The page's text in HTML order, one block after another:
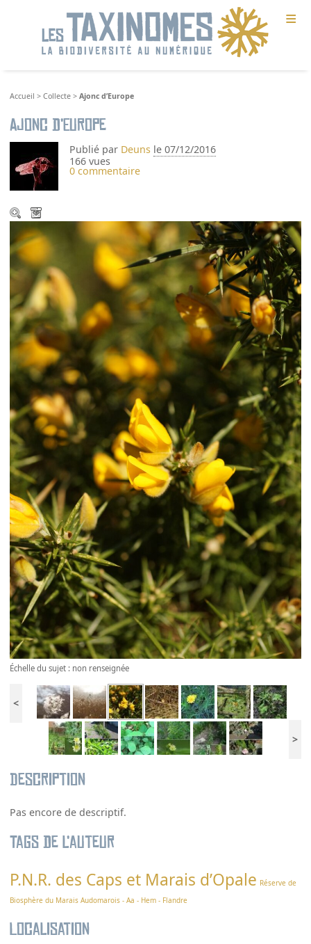
≡
Accueil >Collecte >Ajonc d’Europe
Ajonc d’Europe
Publié par Deuns le 07/12/2016
166 vues
0 commentaire
Échelle du sujet : non renseignée
<
>
Description
Pas encore de descriptif.
Tags de l’auteur
P.N.R. des Caps et Marais d’Opale Réserve de
Biosphère du Marais Audomarois - Aa - Hem - Flandre
Localisation